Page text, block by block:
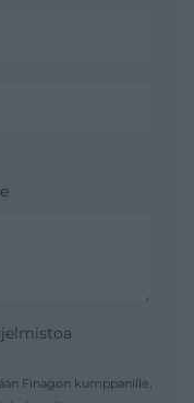
Finagon kumppanille,